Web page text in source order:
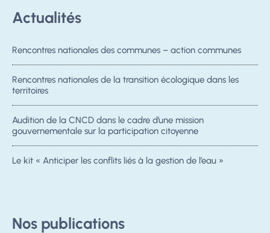
Actualités
Rencontres nationales des communes – action communes
Rencontres nationales de la transition écologique dans les
territoires
Audition de la CNCD dans le cadre d’une mission
gouvernementale sur la participation citoyenne
Le kit « Anticiper les conflits liés à la gestion de l’eau »
Nos publications